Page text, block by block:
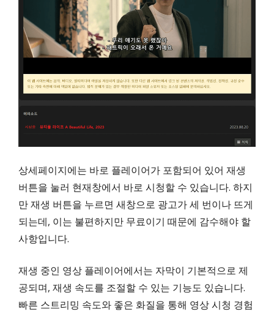
상세페이지에는 바로 플레이어가 포함되어 있어 재생
버튼을 눌러 현재창에서 바로 시청할 수 있습니다. 하지
만 재생 버튼을 누르면 새창으로 광고가 세 번이나 뜨게
되는데, 이는 불편하지만 무료이기 때문에 감수해야 할
사항입니다.
재생 중인 영상 플레이어에서는 자막이 기본적으로 제
공되며, 재생 속도를 조절할 수 있는 기능도 있습니다.
빠른 스트리밍 속도와 좋은 화질을 통해 영상 시청 경험